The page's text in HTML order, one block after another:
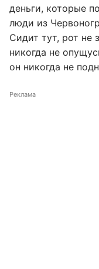
деньги, которые
люди из
Сидит тут, рот не
никогда не
он никогда не
Реклама